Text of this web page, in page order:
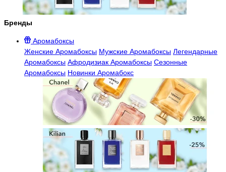
Бренды
Аромабоксы
Женские Аромабоксы Мужские Аромабоксы Легендарные
Аромабоксы Афродизиак Аромабоксы Сезонные
Аромабоксы Новинки Аромабокс